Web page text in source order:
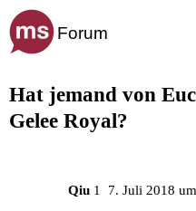
Hat jemand von
Gelee Royal?
Qiu 7. Juli 2018
1